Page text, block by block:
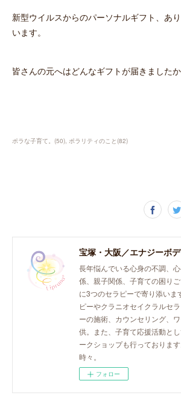
新型ウイルスからのパーソナルギフト、あ
います。
皆さんの元へはどんなギフトが届きました
ポラな子育て。 (50) ポラリティのこと(82)
長年悩んでいる心身の不調、
係、親子関係、子育ての困り
に3つのセラピーで寄り添いま
ピーやクラニオセイクラルセ
ーの施術、カウンセリング、
供。また、子育て応援活動と
ークショップも行っておりま
時々。
フォロー